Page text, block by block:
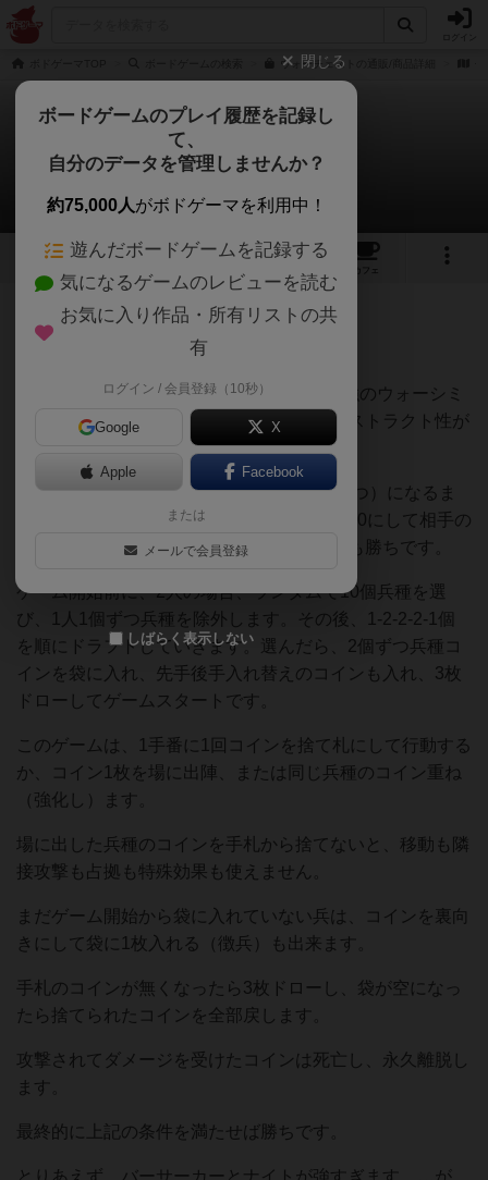
ウォーチェストの通販/商品詳細
ウォーチェスト
はぐれメタルさんのレビュー
13 5 32
カフェ
942名 3名 0 8ヶ月前
結論から言っちゃいます。100点満点。最強のウォーシミ
ュレーションのボードゲームですね。アブストラクト性が
強いですが、やや運要素もあります。
このゲームは自分の拠点を6つ（2対2だと8つ）になるま
で占拠するか（初期は2つ）、相手の拠点を0にして相手の
フィールドから兵を全滅させて（詰んで）も勝ちです。
ゲーム開始前に、2人の場合、ランダムで10個兵種を選
び、1人1個ずつ兵種を除外します。その後、1-2-2-2-1個
を順にドラフトしていきます。選んだら、2個ずつ兵種コ
インを袋に入れ、先手後手入れ替えのコインも入れ、3枚
ドローしてゲームスタートです。
このゲームは、1手番に1回コインを捨て札にして行動する
か、コイン1枚を場に出陣、または同じ兵種のコイン重ね
（強化し）ます。
場に出した兵種のコインを手札から捨てないと、移動も隣
接攻撃も占拠も特殊効果も使えません。
まだゲーム開始から袋に入れていない兵は、コインを裏向
きにして袋に1枚入れる（徴兵）も出来ます。
手札のコインが無くなったら3枚ドローし、袋が空になっ
たら捨てられたコインを全部戻します。
攻撃されてダメージを受けたコインは死亡し、永久離脱し
ます。
最終的に上記の条件を満たせば勝ちです。
とりあえず、バーサーカーとナイトが強すぎます。…が、
閉じる
ボードゲームのプレイ履歴を記録し
て、
自分のデータを管理しませんか？
約75,000人がボドゲーマを利用中！
遊んだボードゲームを記録する
気になるゲームのレビューを読む
お気に入り作品・所有リストの共
有
ログイン / 会員登録（10秒）
Google X
Apple Facebook
または
メールで会員登録
しばらく表示しない